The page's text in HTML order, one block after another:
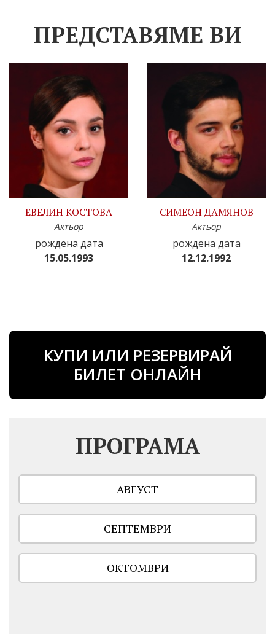
ПРЕДСТАВЯМЕ ВИ
ЕВЕЛИН КОСТОВА
Актьор
рождена дата
15.05.1993
СИМЕОН ДАМЯНОВ
Актьор
рождена дата
12.12.1992
КУПИ ИЛИ РЕЗЕРВИРАЙ
БИЛЕТ ОНЛАЙН
ПРОГРАМА
АВГУСТ
СЕПТЕМВРИ
ОКТОМВРИ